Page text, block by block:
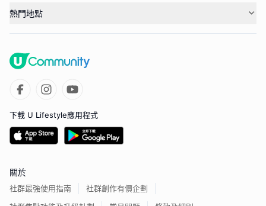
熱門地點
下載 U Lifestyle應用程式
關於
社群最強使用指南
社群創作有價企劃